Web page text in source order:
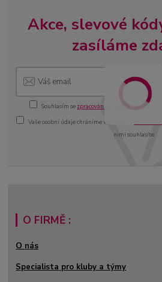
Akce, slevové
zasíláme
Souhlasím se zpracováním osobních údajů
Vaše osobní údaje chráníme v souladu s
nimi souhlasíte.
O FIRMĚ :
O nás
Specialista pro kluby a týmy